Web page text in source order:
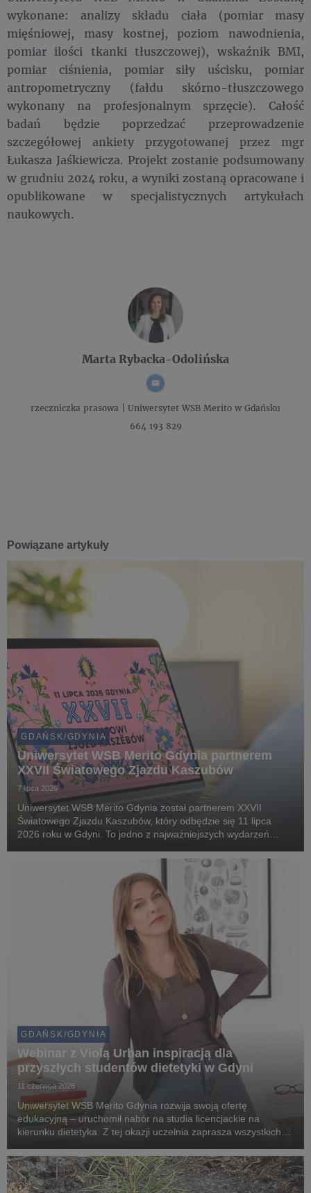
wykonane: analizy składu ciała (pomiar masy
mięśniowej, masy kostnej, poziom nawodnienia,
pomiar ilości tkanki tłuszczowej), wskaźnik BMI,
pomiar ciśnienia, pomiar siły uścisku, pomiar
antropometryczny (fałdu skórno-tłuszczowego
wykonany na profesjonalnym sprzęcie). Całość
badań będzie poprzedzać przeprowadzenie
szczegółowej ankiety przygotowanej przez mgr
Łukasza Jaśkiewicza. Projekt zostanie podsumowany
w grudniu 2024 roku, a wyniki zostaną opracowane i
opublikowane w specjalistycznych artykułach
naukowych.
Marta Rybacka-Odolińska
rzeczniczka prasowa |
Uniwersytet WSB Merito w Gdańsku
664 193 829
Powiązane artykuły
GDAŃSK/GDYNIA
Uniwersytet WSB Merito Gdynia partnerem
XXVII Światowego Zjazdu Kaszubów
7 lipca 2026
Uniwersytet WSB Merito Gdynia został partnerem XXVII
Światowego Zjazdu Kaszubów, który odbędzie się 11 lipca
2026 roku w Gdyni. To jedno z najważniejszych wydarzeń
mieszkańców regionu oraz gości z kraju i zagranicy wokół ...
GDAŃSK/GDYNIA
Webinar z Violą Urban inspiracją dla
przyszłych studentów dietetyki w Gdyni
11 czerwca 2026
Uniwersytet WSB Merito Gdynia rozwija swoją ofertę
edukacyjną – uruchomił nabór na studia licencjackie na
kierunku dietetyka. Z tej okazji uczelnia zaprasza wszystkich
karierą w branży dietetycznej na bezpłatny webina...